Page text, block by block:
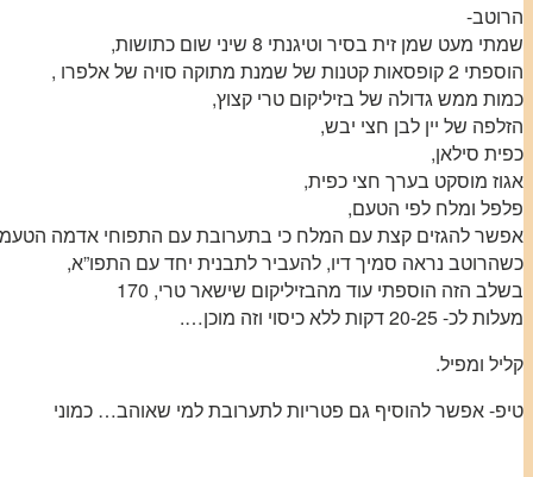
הרוטב-
שמתי מעט שמן זית בסיר וטיגנתי 8 שיני שום כתושות,
הוספתי 2 קופסאות קטנות של שמנת מתוקה סויה של אלפרו ,
כמות ממש גדולה של בזיליקום טרי קצוץ,
הזלפה של יין לבן חצי יבש,
כפית סילאן,
אגוז מוסקט בערך חצי כפית,
פלפל ומלח לפי הטעם,
אפשר להגזים קצת עם המלח כי בתערובת עם התפוחי אדמה
כשהרוטב נראה סמיך דיו, להעביר לתבנית יחד עם התפו”א,
בשלב הזה הוספתי עוד מהבזיליקום שישאר טרי, 170
מעלות לכ- 20-25 דקות ללא כיסוי וזה מוכן….
קליל ומפיל.
טיפ- אפשר להוסיף גם פטריות לתערובת למי שאוהב… כמוני